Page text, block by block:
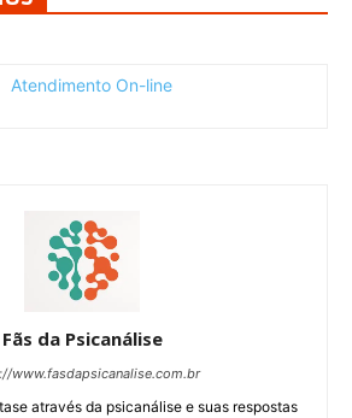
Fãs da Psicanálise
www.fasdapsicanalise.com.br
através da psicanálise e suas respostas